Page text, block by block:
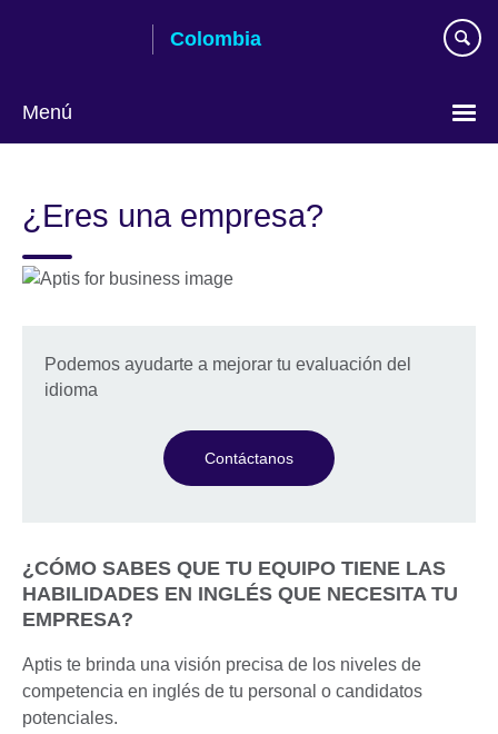
Colombia
Menú
idioma
¿Eres una empresa?
Podemos ayudarte a mejorar tu evaluación del
idioma
Contáctanos
¿CÓMO SABES QUE TU EQUIPO TIENE LAS
HABILIDADES EN INGLÉS QUE NECESITA TU
EMPRESA?
Aptis te brinda una visión precisa de los niveles de
competencia en inglés de tu personal o candidatos
potenciales.